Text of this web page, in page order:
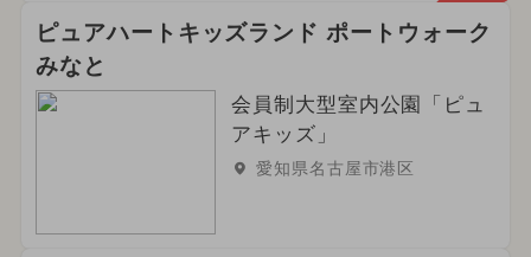
ピュアハートキッズランド ポートウォーク
みなと
会員制大型室内公園「ピュ
アキッズ」
愛知県名古屋市港区